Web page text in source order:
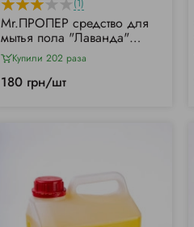
(1)
Mr.ПРОПЕР средство для
мытья пола "Лаванда"
(1000мл)
Купили 202 раза
180 грн/шт